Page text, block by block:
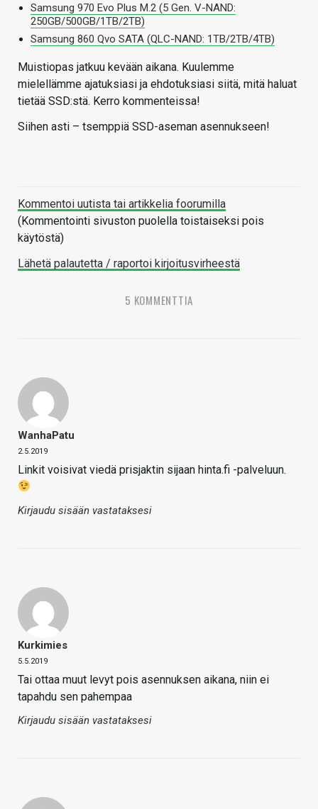
Samsung 970 Evo Plus M.2 (5 Gen. V-NAND:
250GB/500GB/1TB/2TB)
Samsung 860 Qvo SATA (QLC-NAND: 1TB/2TB/4TB)
Muistiopas jatkuu kevään aikana. Kuulemme
mielellämme ajatuksiasi ja ehdotuksiasi siitä, mitä haluat
tietää SSD:stä. Kerro kommenteissa!
Siihen asti – tsemppiä SSD-aseman asennukseen!
Kommentoi uutista tai artikkelia foorumilla
(Kommentointi sivuston puolella toistaiseksi pois
käytöstä)
Lähetä palautetta / raportoi kirjoitusvirheestä
5 KOMMENTTIA
WanhaPatu
2.5.2019
Linkit voisivat viedä prisjaktin sijaan hinta.fi -palveluun.
Kirjaudu sisään vastataksesi
Kurkimies
5.5.2019
Tai ottaa muut levyt pois asennuksen aikana, niin ei
tapahdu sen pahempaa
Kirjaudu sisään vastataksesi